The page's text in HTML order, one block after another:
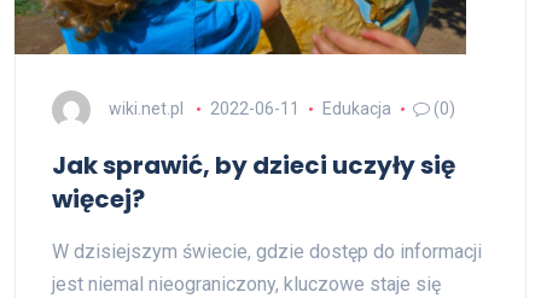
wiki.net.pl 2022-06-11 Edukacja (0)
Jak sprawić, by dzieci uczyły się
więcej?
W dzisiejszym świecie, gdzie dostęp do informacji
jest niemal nieograniczony, kluczowe staje się